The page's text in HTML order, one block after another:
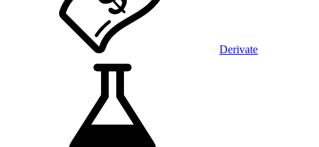
Derivate